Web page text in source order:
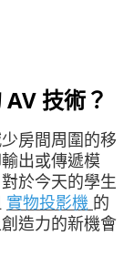
技術？
房間周圍的移
出或傳遞模
於今天的學生
實物投影機 的
造力的新機會